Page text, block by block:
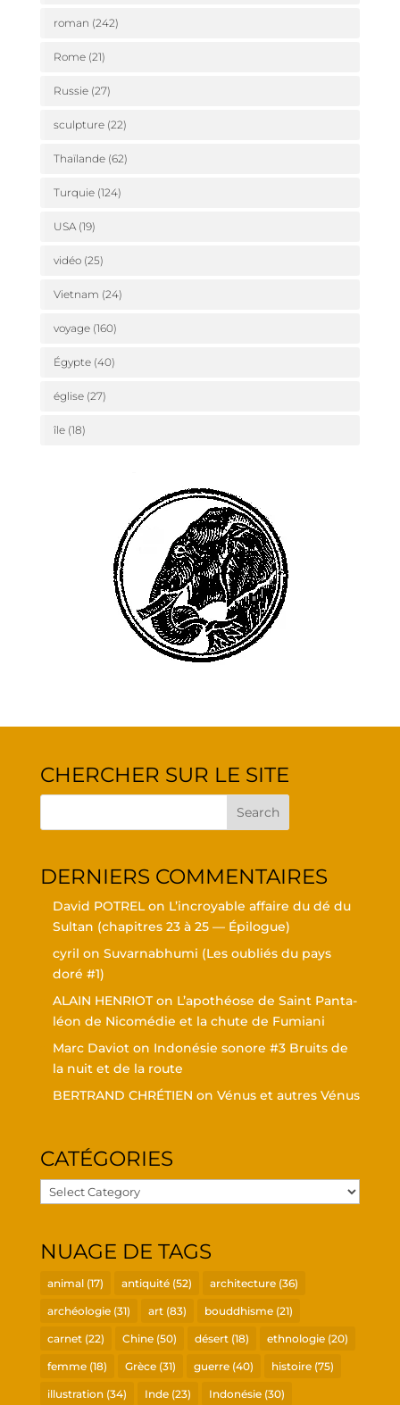
roman (242)
Rome(21)
Russie(27)
sculpture(22)
Thaïlande(62)
Turquie(124)
USA(19)
vidéo(25)
Vietnam (24)
voyage(160)
Égypte(40)
église(27)
île(18)
CHER­CHER SUR LE SITE
DER­NIERS COMMENTAIRES
David POTRELon L’in­croyable affaire du dé du
Sul­tan (cha­pitres 23 à 25 — Épilogue)
cyril on Suvar­nabhu­mi (Les oubliés du pays
doré #1)
ALAIN HENRIOTon L’a­po­théose de Saint Pan­ta­
léon de Nico­mé­die et la chute de Fumiani
Marc Davioton Indo­né­sie sonore #3 Bruits de
la nuit et de la route
BERTRAND CHRÉTIEN on Vénus et autres Vénus
CATÉ­GO­RIES
Caté­
go­
NUAGE DE TAGS
animal(17) antiquité(52) architecture(36)
archéologie(31) art(83) bouddhisme(21)
carnet(22) Chine(50) désert(18) ethnologie(20)
femme(18) Grèce(31) guerre(40) histoire(75)
illustration(34) Inde(23) Indonésie(30)